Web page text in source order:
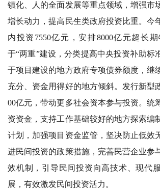
镇化、人的全面发展等重点领域，增强市
增长动力，提高民生类政府投资比重。今
内投资7550亿元，安排8000亿元超长
于“两重”建设，分类提高中央投资补助标
于项目建设的地方政府专项债券额度，继
充分、资金用得好的地方倾斜。发行新型
00亿元，带动更多社会资本参与投资。统
资资金，支持工作基础较好的地方探索编
计划，加强项目资金监管，坚决防止低效
进民间投资的政策措施，完善民营企业参
效机制，引导民间投资向高技术、现代
展，有效激发民间投资活力。